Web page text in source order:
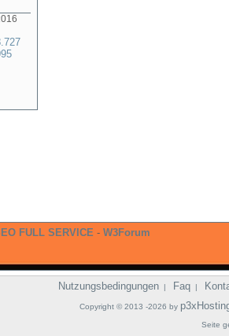
FULL SERVICE - W3Forum
Nutzungsbedingungen | Faq |
Copyright © 2013 -2026 by
Seite